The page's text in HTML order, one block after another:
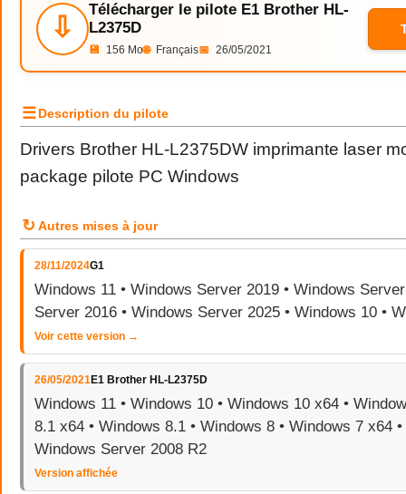
⇩
Télécharger le pilote E1 Brother HL-
L2375D
💾 156 Mo🌐 Français📅 26/05/2021
☰Description du pilote
Drivers Brother HL-L2375DW imprimante laser
package pilote PC Windows
↻ Autres mises à jour
28/11/2024G1
Windows 11 • Windows Server 2019 • Windows
Server 2016 • Windows Server 2025 • Windows 10 •
Voir cette version →
26/05/2021E1 Brother HL-L2375D
Windows 11 • Windows 10 • Windows 10 x64 •
8.1 x64 • Windows 8.1 • Windows 8 • Windows 7 x64
Windows Server 2008 R2
Version affichée